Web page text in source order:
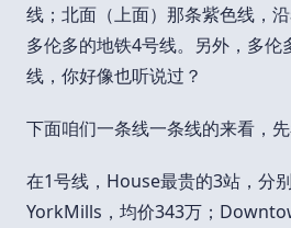
线；北面（上面）那条紫色线，
多伦多的地铁4号线。另外，多伦
线，你好像也听说过？
下面咱们一条线一条线的来看，先
在1号线，House最贵的3站，分
YorkMills，均价343万；